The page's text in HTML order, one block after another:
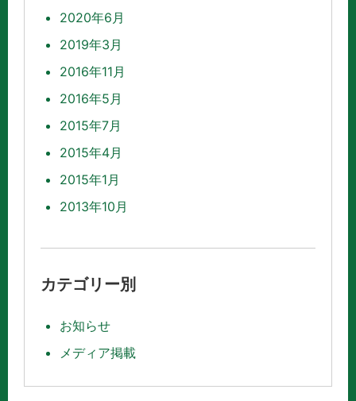
2020年6月
2019年3月
2016年11月
2016年5月
2015年7月
2015年4月
2015年1月
2013年10月
カテゴリー別
お知らせ
メディア掲載